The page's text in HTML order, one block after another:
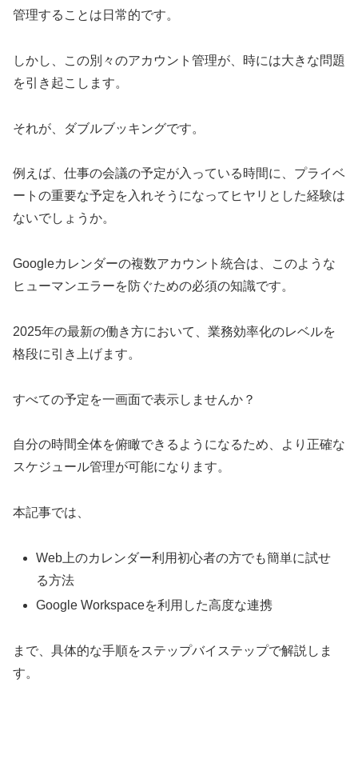
管理することは日常的です。
しかし、この別々のアカウント管理が、時には大きな問題
を引き起こします。
それが、ダブルブッキングです。
例えば、仕事の会議の予定が入っている時間に、プライベ
ートの重要な予定を入れそうになってヒヤリとした経験は
ないでしょうか。
Googleカレンダーの複数アカウント統合は、このような
ヒューマンエラーを防ぐための必須の知識です。
2025年の最新の働き方において、業務効率化のレベルを
格段に引き上げます。
すべての予定を一画面で表示しませんか？
自分の時間全体を俯瞰できるようになるため、より正確な
スケジュール管理が可能になります。
本記事では、
Web上のカレンダー利用初心者の方でも簡単に試せ
る方法
Google Workspaceを利用した高度な連携
まで、具体的な手順をステップバイステップで解説しま
す。